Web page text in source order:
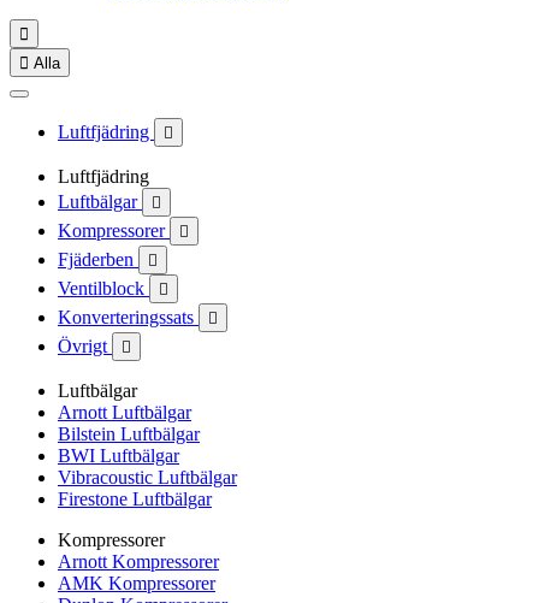

 Alla
Luftfjädring 
Luftfjädring
Luftbälgar

Kompressorer 
Fjäderben 
Ventilblock 
Konverteringssats 
Övrigt 
Luftbälgar
Arnott Luftbälgar
Bilstein Luftbälgar
BWI Luftbälgar
Vibracoustic Luftbälgar
Firestone Luftbälgar
Kompressorer
Arnott Kompressorer
AMK Kompressorer